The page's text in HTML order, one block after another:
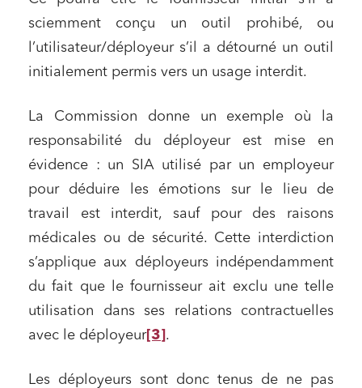
sciemment conçu un outil prohibé, ou
l’utilisateur/déployeur s’il a détourné un outil
initialement permis vers un usage interdit.
La Commission donne un exemple où la
responsabilité du déployeur est mise en
évidence : un SIA utilisé par un employeur
pour déduire les émotions sur le lieu de
travail est interdit, sauf pour des raisons
médicales ou de sécurité. Cette interdiction
s’applique aux déployeurs indépendamment
du fait que le fournisseur ait exclu une telle
utilisation dans ses relations contractuelles
avec le déployeur[3] .
Les déployeurs sont donc tenus de ne pas
Relations sociales et droit du travail
Services publics et collectivités
Commande publique
Environnement
Urbanisme et aménagement
Banque finance et assurance
Droit des sociétés et Fusions-Acquisitions
J'ai lu et j'accepte la